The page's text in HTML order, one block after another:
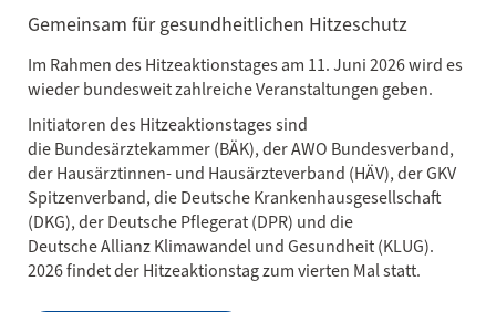
Gemeinsam für gesundheitlichen Hitzeschutz
Im Rahmen des Hitzeaktionstages am 11. Juni 2026 wird es
wieder bundesweit zahlreiche Veranstaltungen geben.
Initiatoren des Hitzeaktionstages sind
die Bundesärztekammer (BÄK), der AWO Bundesverband,
der Hausärztinnen- und Hausärzteverband (HÄV), der GKV
Spitzenverband, die Deutsche Krankenhausgesellschaft
(DKG), der Deutsche Pflegerat (DPR) und die
Deutsche Allianz Klimawandel und Gesundheit (KLUG).
2026 findet der Hitzeaktionstag zum vierten Mal statt.